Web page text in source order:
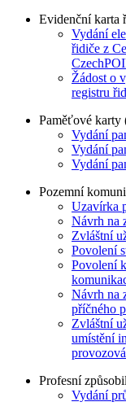
Evidenční karta
Vydání
řidiče z
Žádost o
registru
Paměťové karty
Vydání
Vydání
Vydání
Pozemní
Uzavírka
Návrh na
Zvláštní
Povolení
Povolení
Návrh na
příčného
Zvláštní
umístění
Profesní
Vydání